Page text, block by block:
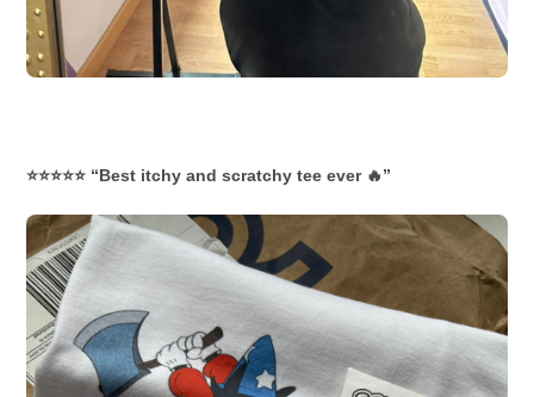
⭐⭐⭐⭐⭐ “Best itchy and scratchy tee ever 🔥”